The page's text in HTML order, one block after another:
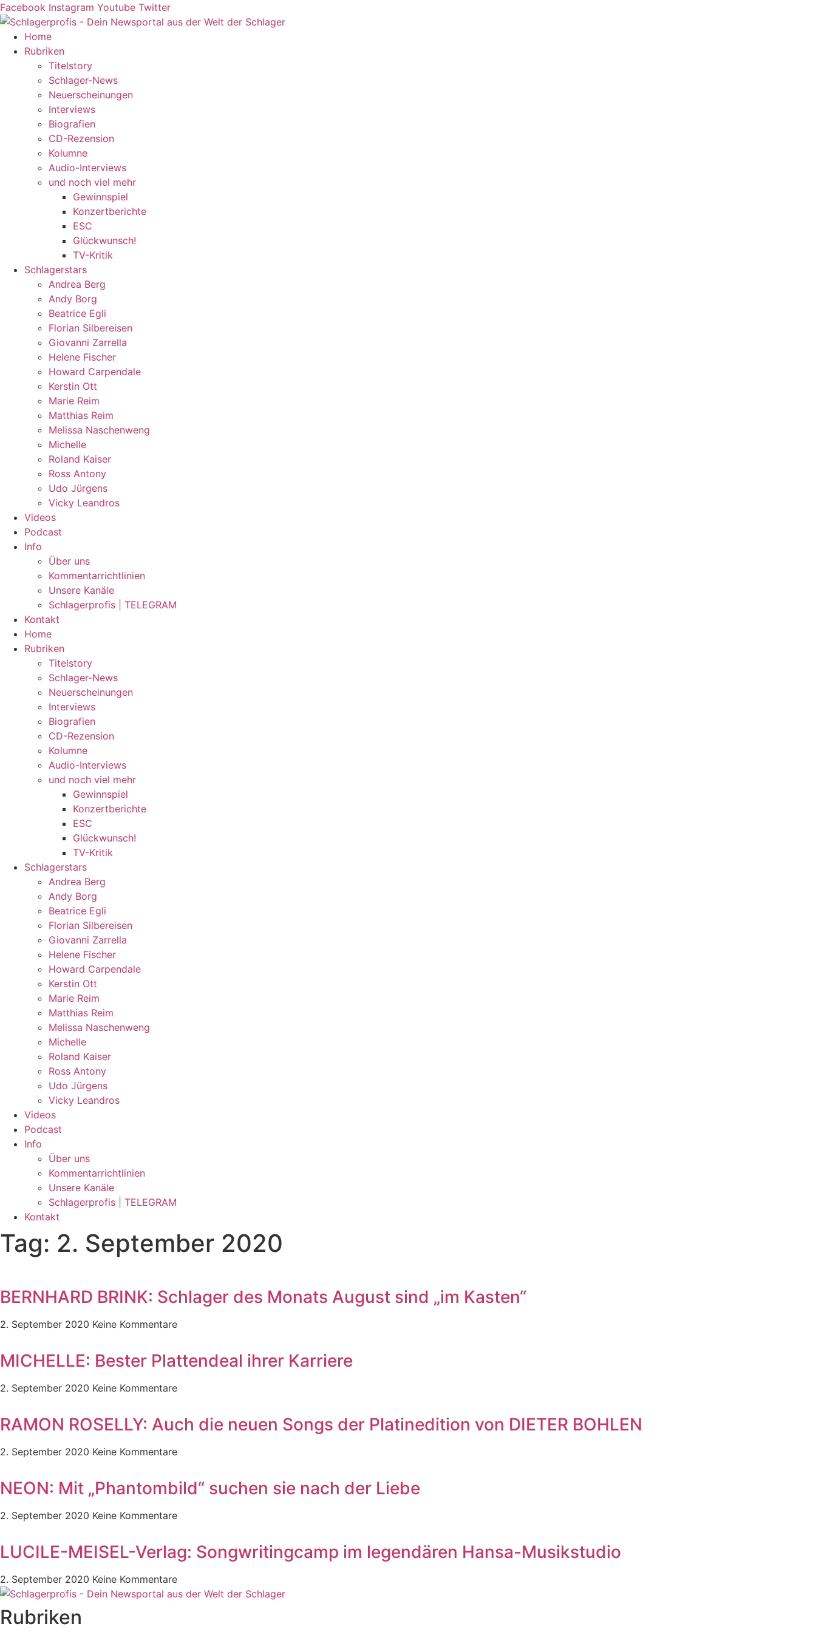
Zum
Inhalt
springen
Facebook Instagram Youtube Twitter
Home
Rubriken
Titelstory
Schlager-News
Neuerscheinungen
Interviews
Biografien
CD-Rezension
Kolumne
Audio-Interviews
und noch viel mehr
Gewinnspiel
Konzertberichte
ESC
Glückwunsch!
TV-Kritik
Schlagerstars
Andrea Berg
Andy Borg
Beatrice Egli
Florian Silbereisen
Giovanni Zarrella
Helene Fischer
Howard Carpendale
Kerstin Ott
Marie Reim
Matthias Reim
Melissa Naschenweng
Michelle
Roland Kaiser
Ross Antony
Udo Jürgens
Vicky Leandros
Videos
Podcast
Info
Über uns
Kommentarrichtlinien
Unsere Kanäle
Schlagerprofis | TELEGRAM
Kontakt
Home
Rubriken
Titelstory
Schlager-News
Neuerscheinungen
Interviews
Biografien
CD-Rezension
Kolumne
Audio-Interviews
und noch viel mehr
Gewinnspiel
Konzertberichte
ESC
Glückwunsch!
TV-Kritik
Schlagerstars
Andrea Berg
Andy Borg
Beatrice Egli
Florian Silbereisen
Giovanni Zarrella
Helene Fischer
Howard Carpendale
Kerstin Ott
Marie Reim
Matthias Reim
Melissa Naschenweng
Michelle
Roland Kaiser
Ross Antony
Udo Jürgens
Vicky Leandros
Videos
Podcast
Info
Über uns
Kommentarrichtlinien
Unsere Kanäle
Schlagerprofis | TELEGRAM
Kontakt
Tag: 2. September 2020
BERNHARD BRINK: Schlager des Monats August sind „im Kasten“
2. September 2020 Keine Kommentare
MICHELLE: Bester Plattendeal ihrer Karriere
2. September 2020 Keine Kommentare
RAMON ROSELLY: Auch die neuen Songs der Platinedition von DIETER BOHLEN
2. September 2020 Keine Kommentare
NEON: Mit „Phantombild“ suchen sie nach der Liebe
2. September 2020 Keine Kommentare
LUCILE-MEISEL-Verlag: Songwritingcamp im legendären Hansa-Musikstudio
2. September 2020 Keine Kommentare
Rubriken